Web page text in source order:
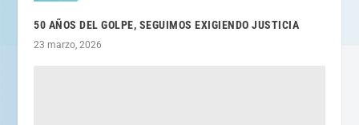
50 AÑOS DEL GOLPE, SEGUIMOS EXIGIENDO JUSTICIA
23 marzo, 2026